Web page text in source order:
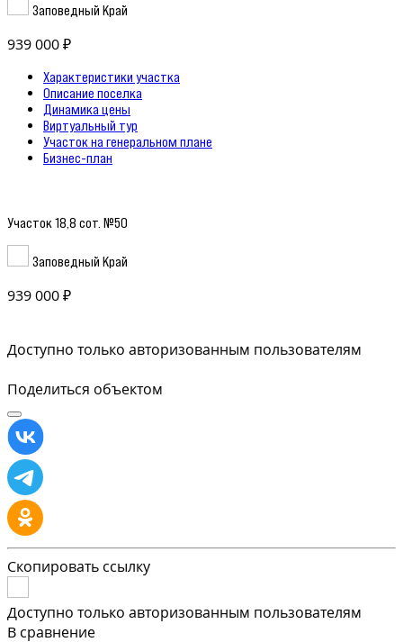
Заповедный Край
939 000 ₽
Характеристики участка
Описание поселка
Динамика цены
Виртуальный тур
Участок на генеральном плане
Бизнес-план
Участок 18,8 сот. №50
Заповедный Край
939 000 ₽
Доступно только авторизованным пользователям
Поделиться объектом
Скопировать ссылку
Доступно только авторизованным пользователям
В сравнение